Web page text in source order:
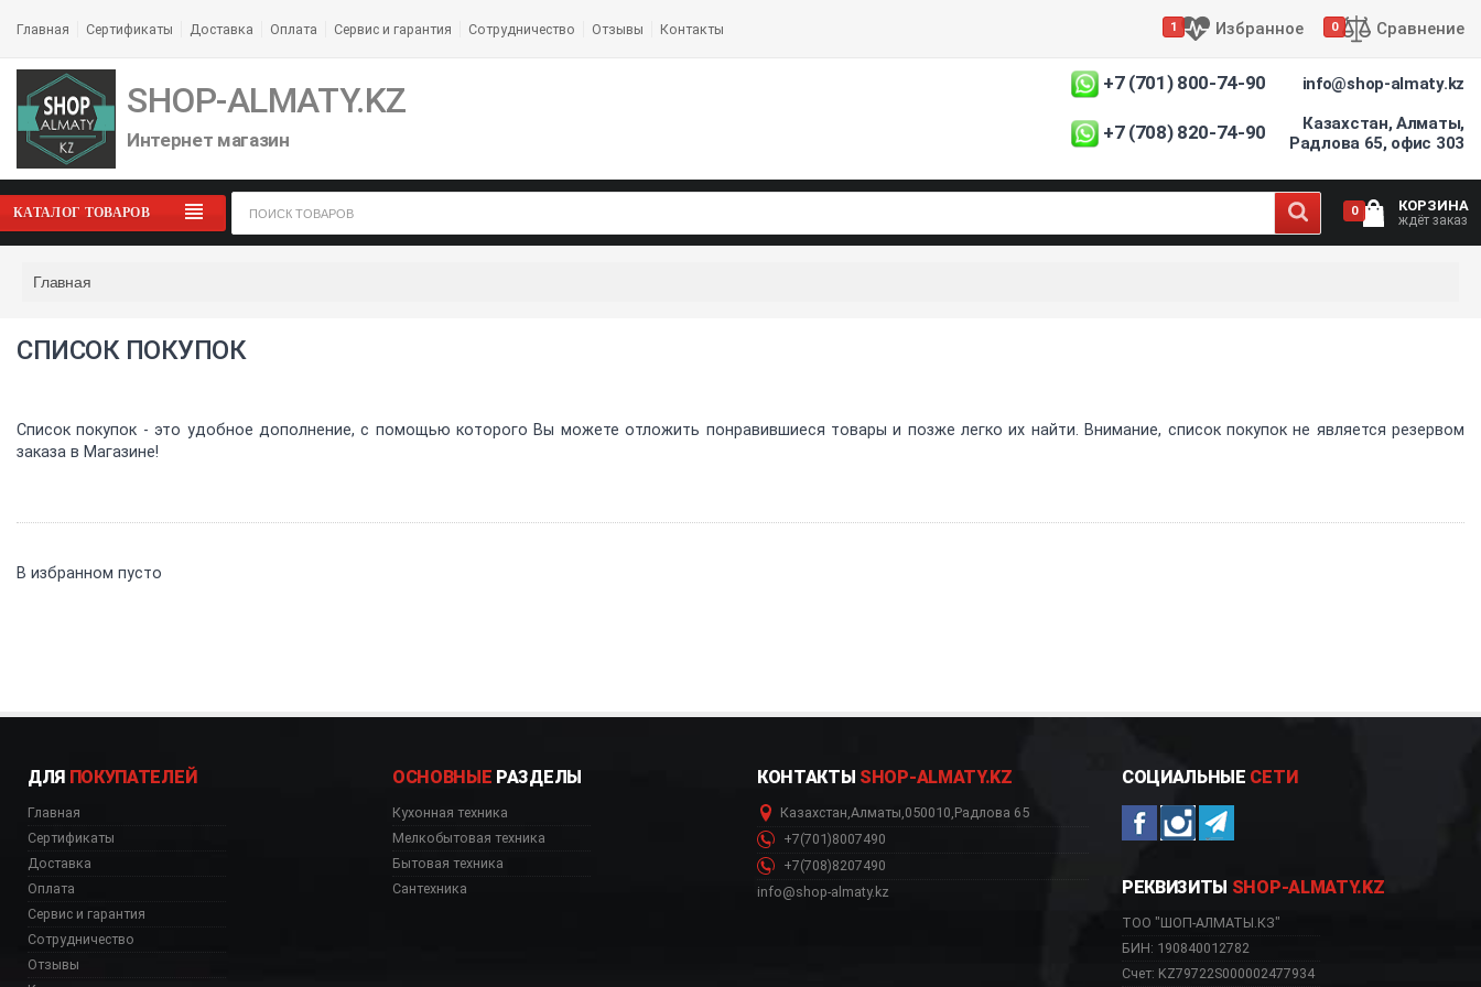
Главная Сертификаты Доставка Оплата Сервис и гарантия Сотрудничество Отзывы Контакты 1 Избранное 0 Сравнение
SHOP-ALMATY.KZ
Интернет магазин
+7 (701) 800-74-90
+7 (708) 820-74-90
info@shop-almaty.kz
Казахстан, Алматы,
Радлова 65, офис 303
КАТАЛОГ ТОВАРОВ 0 КОРЗИНА
ждёт заказ
Главная
СПИСОК ПОКУПОК
Список покупок - это удобное дополнение, с помощью которого Вы можете отложить понравившиеся товары и позже легко их найти. Внимание, список покупок не является резервом
заказа в Магазине!
В избранном пусто
ДЛЯ ПОКУПАТЕЛЕЙ
Главная
Сертификаты
Доставка
Оплата
Сервис и гарантия
Сотрудничество
Отзывы
ОСНОВНЫЕ РАЗДЕЛЫ
Кухонная техника
Мелкобытовая техника
Бытовая техника
Сантехника
КОНТАКТЫ SHOP-ALMATY.KZ
Казахстан,Алматы,050010,Радлова 65
+7(701)8007490
+7(708)8207490
info@shop-almaty.kz
СОЦИАЛЬНЫЕ СЕТИ
РЕКВИЗИТЫ SHOP-ALMATY.KZ
ТОО "ШОП-АЛМАТЫ.КЗ"
БИН: 190840012782
Счет: KZ79722S000002477934